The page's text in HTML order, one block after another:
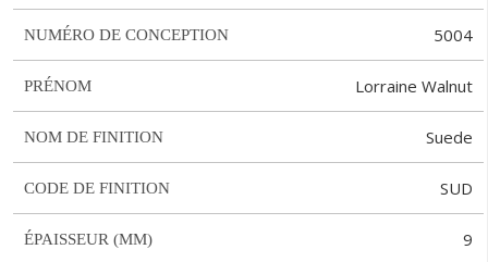
NUMÉRO DE CONCEPTION 5004
PRÉNOM Lorraine Walnut
NOM DE FINITION Suede
CODE DE FINITION SUD
ÉPAISSEUR (MM) 9